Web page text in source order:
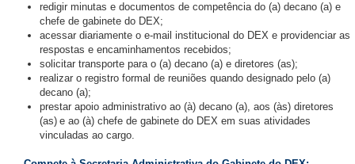
redigir minutas e documentos de competência do (a) decano (a) e
chefe de gabinete do DEX;
acessar diariamente o e-mail institucional do DEX e providenciar as
respostas e encaminhamentos recebidos;
solicitar transporte para o (a) decano (a) e diretores (as);
realizar o registro formal de reuniões quando designado pelo (a)
decano (a);
prestar apoio administrativo ao (à) decano (a), aos (às) diretores
(as) e ao (à) chefe de gabinete do DEX em suas atividades
vinculadas ao cargo.